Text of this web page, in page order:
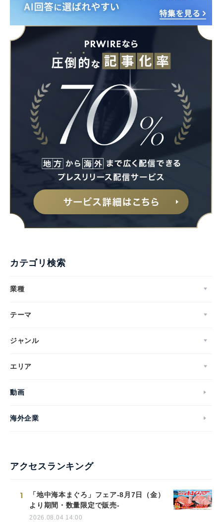
カテゴリ検索
業種
テーマ
ジャンル
エリア
動画
海外企業
アクセスランキング
1
「地中海本まぐろ」フェア-8月7日（金）
より期間・数量限定で販売-
2026.08.04 14:00